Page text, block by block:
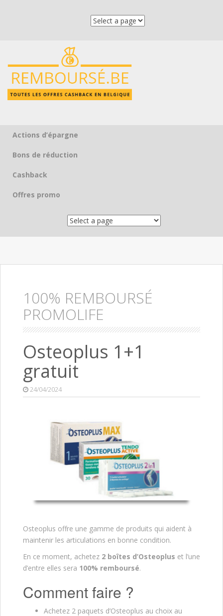
Skip to content
Actions d’épargne
Bons de réduction
Cashback
Offres promo
100% REMBOURSÉ
PROMOLIFE
Osteoplus 1+1
gratuit
24/04/2024
Osteoplus offre une gamme de produits qui aident à
maintenir les articulations en bonne condition.
En ce moment, achetez 2 boîtes d’Osteoplus et l’une
d’entre elles sera 100% remboursé.
Comment faire ?
Achetez 2 paquets d’Osteoplus au choix au